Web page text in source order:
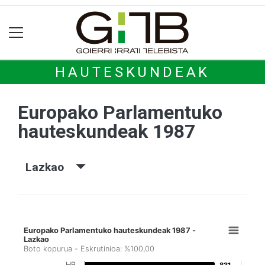
HAUTESKUNDEAK
Europako Parlamentuko
hauteskundeak 1987
Lazkao
Europako Parlamentuko hauteskundeak 1987 -
Lazkao
Boto kopurua - Eskrutinioa: %100,00